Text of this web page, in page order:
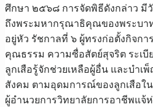
ศึกษา ๒๕๖๘ การจัดพิธีดังกล่าว มี
ถึงพระมหากรุณาธิคุณของพระบาท
อยู่หัว รัชกาลที่ ๖ ผู้ทรงก่อตั้งกิจกา
คุณธรรม ความซื่อสัตย์สุจริต ระเบี
ลูกเสือรู้จักช่วยเหลือผู้อื่น และบำเ
สังคม ตามอุดมการณ์ของลูกเสือใ
ผู้อำนวยการวิทยาลัยการอาชีพแจ้